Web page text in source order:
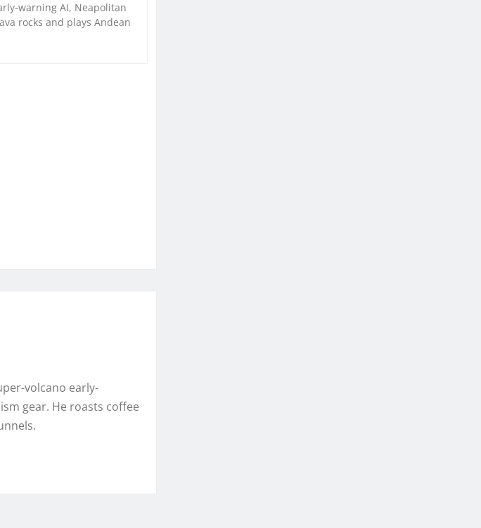
warning AI, Neapolitan
rocks and plays Andean
volcano early-
gear. He roasts coffee